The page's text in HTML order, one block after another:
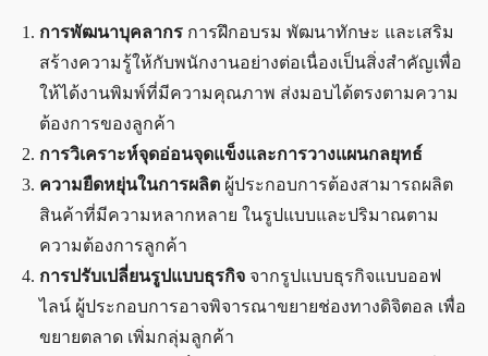
การพัฒนาบุคลากร การฝึกอบรม พัฒนาทักษะ และเสริม
สร้างความรู้ให้กับพนักงานอย่างต่อเนื่องเป็นสิ่งสำคัญเพื่อ
ให้ได้งานพิมพ์ที่มีความคุณภาพ ส่งมอบได้ตรงตามความ
ต้องการของลูกค้า
การวิเคราะห์จุดอ่อนจุดแข็งและการวางแผนกลยุทธ์
ความยืดหยุ่นในการผลิต ผู้ประกอบการต้องสามารถผลิต
สินค้าที่มีความหลากหลาย ในรูปแบบและปริมาณตาม
ความต้องการลูกค้า
การปรับเปลี่ยนรูปแบบธุรกิจ จากรูปแบบธุรกิจแบบออฟ
ไลน์ ผู้ประกอบการอาจพิจารณาขยายช่องทางดิจิตอล เพื่อ
ขยายตลาด เพิ่มกลุ่มลูกค้า